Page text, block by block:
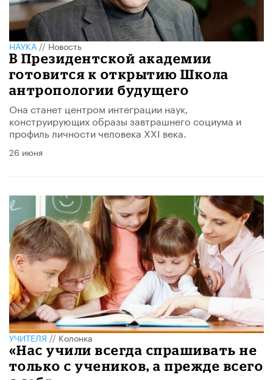
НАУКА//Новость
В Президентской академии
готовится к открытию Школа
антропологии будущего
Она станет центром интеграции наук,
конструирующих образы завтрашнего социума и
профиль личности человека XXI века.
26 июня
УЧИТЕЛЯ//Колонка
«Нас учили всегда спрашивать не
только с учеников, а прежде всего